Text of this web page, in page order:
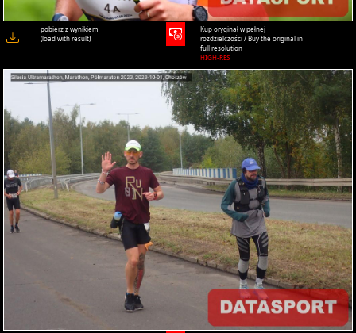
pobierz z wynikiem
(load with result)
Kup oryginał w pełnej
rozdzielczości / Buy the original in
full resolution
HIGH-RES